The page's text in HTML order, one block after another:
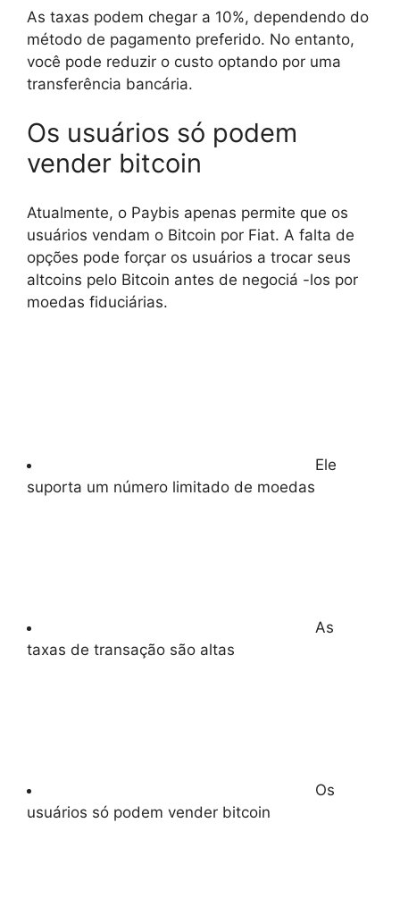
As taxas podem chegar a 10%, dependendo do
método de pagamento preferido. No entanto,
você pode reduzir o custo optando por uma
transferência bancária.
Os usuários só podem
vender bitcoin
Atualmente, o Paybis apenas permite que os
usuários vendam o Bitcoin por Fiat. A falta de
opções pode forçar os usuários a trocar seus
altcoins pelo Bitcoin antes de negociá -los por
moedas fiduciárias.
Ele
suporta um número limitado de moedas
As
taxas de transação são altas
Os
usuários só podem vender bitcoin